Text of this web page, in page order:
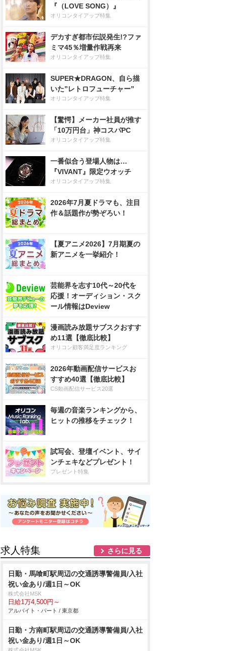
『（LOVE SONG）』
オリコンタイアップ特集
デカすぎ都市伝説発生!?ファ
ミマ45％増量作戦再来
オリコンタイアップ特集
SUPER★DRAGON、自ら描
いた”レトロフューチャー”
オリコンタイアップ特集
【驚愕】メーカー社員が推す
「10万円台」神コスパPC
オリコンタイアップ特集
一番似合う登場人物は…
『VIVANT』限定ウオッチ
オリコンタイアップ特集
2026年7月夏ドラマも、注目
作＆話題作が勢ぞろい！
【夏アニメ2026】7月期夏の
新アニメを一挙紹介！
芸能界を志す10代～20代を
応援！オーディション・スク
ール情報はDeview
漫画読み放題サブスクおすす
め11選【徹底比較】
オリコン顧客満足度ランキング
2026年動画配信サービスお
すすめ40選【徹底比較】
CS動画配信サービス20選
毎週の音楽ランキングから、
ヒットの推移をチェック！
試写会、登壇イベント、サイ
ンチェキなどプレゼント！
プレゼント特集
求人特集 さらに見る
日勤・馬喰町駅周辺の交通誘導警備員/入社
祝い金あり/週1日～OK
株式会社MSK
日給1万4,500円～
アルバイト・パート / 東京都
日勤・方南町駅周辺の交通誘導警備員/入社
祝い金あり/週1日～OK